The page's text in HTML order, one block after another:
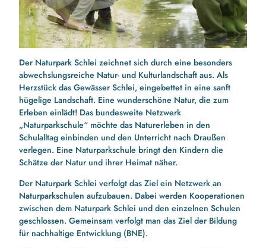
Der Naturpark Schlei zeichnet sich durch eine besonders
abwechslungsreiche Natur- und Kulturlandschaft aus. Als
Herzstück das Gewässer Schlei, eingebettet in eine sanft
hügelige Landschaft. Eine wunderschöne Natur, die zum
Erleben einlädt! Das bundesweite Netzwerk
„Naturparkschule“ möchte das Naturerleben in den
Schulalltag einbinden und den Unterricht nach Draußen
verlegen. Eine Naturparkschule bringt den Kindern die
Schätze der Natur und ihrer Heimat näher.
Der Naturpark Schlei verfolgt das Ziel ein Netzwerk an
Naturparkschulen aufzubauen. Dabei werden Kooperationen
zwischen dem Naturpark Schlei und den einzelnen Schulen
geschlossen. Gemeinsam verfolgt man das Ziel der Bildung
für nachhaltige Entwicklung (BNE).